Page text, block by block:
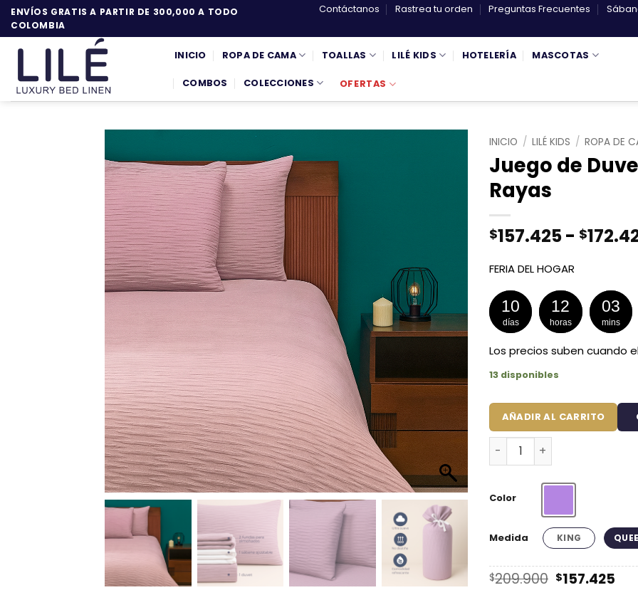
Saltar
ENVÍOS GRATIS A PARTIR DE 300,000 A TODO
COLOMBIA
Contáctanos Rastrea tu orden Preguntas Frecuentes
INICIO ROPA DE CAMA TOALLAS LILÉ KIDS HOTELERÍA MASCOTAS
COMBOS COLECCIONES OFERTAS
INICIO / LILÉ KIDS / ROPA DE
Juego de
Rayas
$157.425- $
FERIA DEL HOGAR
10
días
12
horas
03
mins
Los precios suben cuando
Color
Medida KING
$209.900 El
$157.425El
13 disponibles
Juego de Duvet Jacquard
AÑADIR AL CARRITO